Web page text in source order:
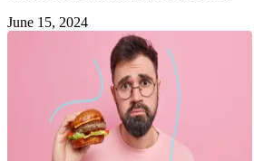
June 15, 2024